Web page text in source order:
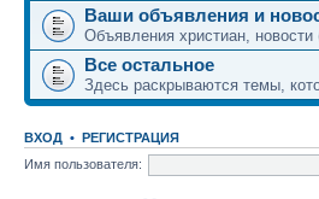
Ваши объявления и
Объявления христиан,
Все остальное
Здесь раскрываются темы,
ВХОД • РЕГИСТРАЦИЯ
Имя пользователя: